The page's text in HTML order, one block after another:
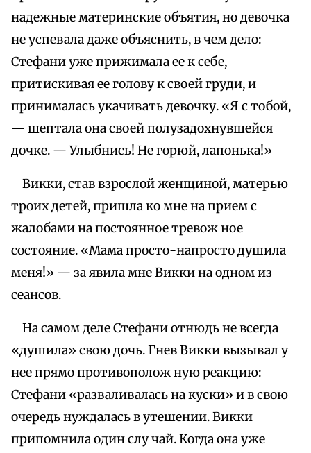
надежные материнские объятия, но девочка
не успевала даже объяснить, в чем дело:
Стефани уже прижимала ее к себе,
притискивая ее голову к своей груди, и
принималась укачивать девочку. «Я с тобой,
— шептала она своей полузадохнувшейся
дочке. — Улыбнись! Не горюй, лапонька!»
Викки, став взрослой женщиной, матерью
троих детей, пришла ко мне на прием с
жалобами на постоянное тревож ное
состояние. «Мама просто-напросто душила
меня!» — за явила мне Викки на одном из
сеансов.
На самом деле Стефани отнюдь не всегда
«душила» свою дочь. Гнев Викки вызывал у
нее прямо противополож ную реакцию:
Стефани «разваливалась на куски» и в свою
очередь нуждалась в утешении. Викки
припомнила один слу чай. Когда она уже